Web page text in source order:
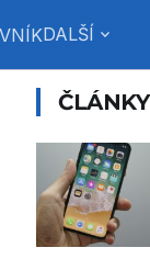
DALŠÍ expand_more
ČLÁNKY